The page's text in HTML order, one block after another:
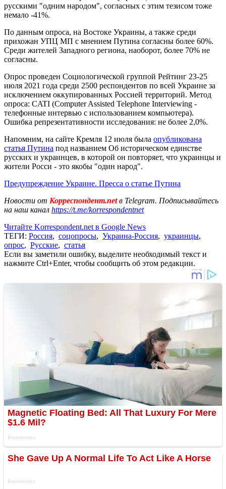
русскими "одним народом", согласных с этим тезисом тоже
немало -41%.
По данным опроса, на Востоке Украины, а также среди
прихожан УПЦ МП с мнением Путина согласны более 60%.
Среди жителей Западного региона, наоборот, более 70% не
согласны.
Опрос проведен Социологической группой Рейтинг 23-25
июля 2021 года среди 2500 респондентов по всей Украине за
исключением оккупированных Россией территорий. Метод
опроса: CATI (Computer Assisted Telephone Interviewing -
телефонные интервью с использованием компьютера).
Ошибка репрезентативности исследования: не более 2,0%.
Напомним, на сайте Кремля 12 июля была опубликована
статья Путина под названием Об историческом единстве
русских и украинцев, в которой он повторяет, что украинцы и
жители Росси - это якобы "один народ".
Предупреждение Украине. Пресса о статье Путина
Новости от Корреспондент.netв Telegram. Подписывайтесь
на наш канал https://t.me/korrespondentnet
Читайте Korrespondent.net в Google News
ТЕГИ: Россия, соцопросы, Украина-Россия, украинцы,
опрос, Русские, статья
Если вы заметили ошибку, выделите необходимый текст и
нажмите Ctrl+Enter, чтобы сообщить об этом редакции.